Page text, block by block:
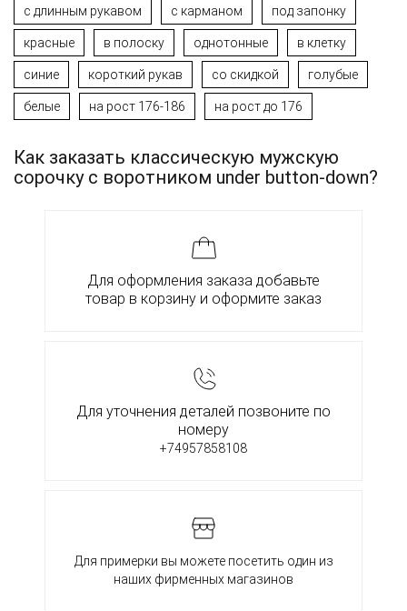
с длинным рукавом с карманом под запонку
красные в полоску однотонные в клетку
синие короткий рукав со скидкой голубые
белые на рост 176-186 на рост до 176
Как заказать классическую мужскую
сорочку с воротником under button-down?
Для оформления заказа добавьте
товар в корзину и оформите заказ
Для уточнения деталей позвоните по
номеру
+74957858108
Для примерки вы можете посетить один из
наших фирменных магазинов